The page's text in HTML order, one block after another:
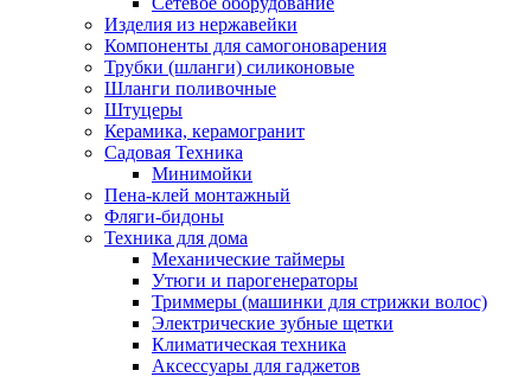
Изделия из нержавейки
Компоненты для самогоноварения
Трубки (шланги) силиконовые
Шланги поливочные
Штуцеры
Керамика, керамогранит
Садовая Техника
Минимойки
Пена-клей монтажный
Фляги-бидоны
Техника для дома
Механические таймеры
Утюги и парогенераторы
Триммеры (машинки для стрижки волос)
Электрические зубные щетки
Климатическая техника
Аксессуары для гаджетов